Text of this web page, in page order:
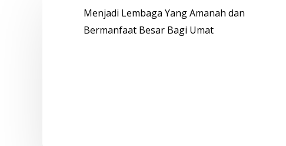
Menjadi Lembaga Yang Amanah dan
Bermanfaat Besar Bagi Umat